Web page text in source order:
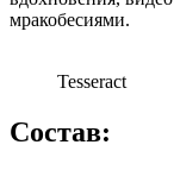
мракобесиями.
Tesseract
Состав: